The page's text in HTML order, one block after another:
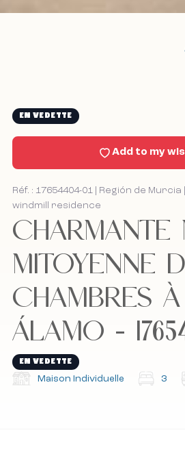
Sell With
Contact
Bel mij
J'accepte la politique de
Bel mij
J'accepte la politique de
Réf. : 17654404-01 | Región de
windmill residence
CHARMANTE
MITOYENNE
CHAMBRES
ÁLAMO -
EN VEDETTE
Maison Individuelle 3
EN VEDETTE
Add to my